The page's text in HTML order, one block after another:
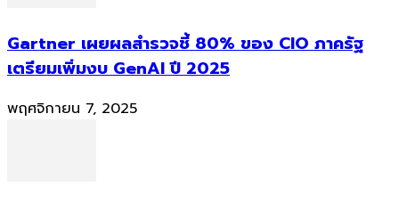
Gartner เผยผลสำรวจชี้ 80% ของ CIO ภาครัฐ
เตรียมเพิ่มงบ GenAI ปี 2025
พฤศจิกายน 7, 2025